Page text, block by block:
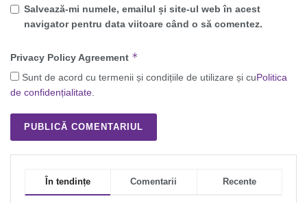
Salvează-mi numele, emailul și site-ul web în acest
navigator pentru data viitoare când o să comentez.
Privacy Policy Agreement *
Sunt de acord cu termenii și condițiile de utilizare și cuPolitica
de confidențialitate.
În tendințe Comentarii Recente